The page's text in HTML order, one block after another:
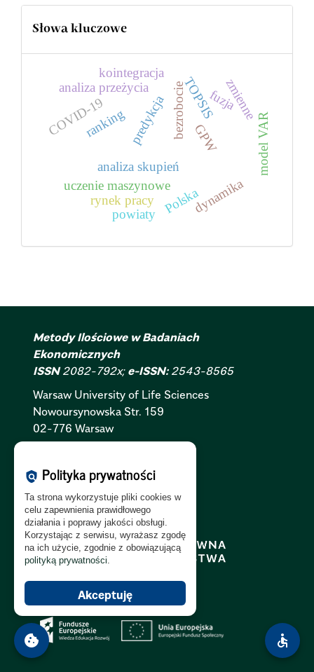
Słowa kluczowe
analiza skupień
ranking predykcja GPW
bezrobocie
uczenie maszynowe
rynek pracy
TOPSIS
Polska
analiza przeżycia
COVID-19
kointegracja
fuzja
zmienne
model VAR
dynamika
powiaty
Metody Ilościowe w Badaniach
Ekonomicznych
ISSN2082-792x; e-ISSN: 2543-8565
Warsaw University of Life Sciences
Nowoursynowska Str. 159
02-776 Warsaw
Polityka Prywatności:PL
Polityka RODO:PL|EN
accessible
cookie
policy Polityka prywatności
Ta strona wykorzystuje pliki cookies w
celu zapewnienia prawidłowego
działania i poprawy jakości obsługi.
Korzystając z serwisu, wyrażasz zgodę
na ich użycie, zgodnie z obowiązującą
polityką prywatności
Akceptuję